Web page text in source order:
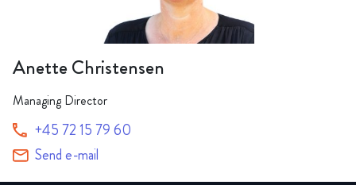
Anette Christensen
Managing Director
+45 72 15 79 60
Send e-mail